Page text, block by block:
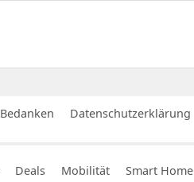
Bedanken Datenschutzerklärung
Deals Mobilität Smart Home